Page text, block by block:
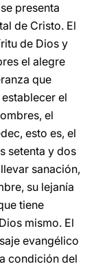
presenta
de Cristo. El
de Dios y
el alegre
que
el
el
esto es, el
setenta y dos
sanación,
su lejanía
tiene
mismo. El
evangélico
condición del